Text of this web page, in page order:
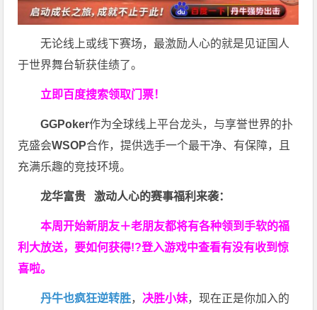
无论线上或线下赛场，最激励人心的就是见证国人
于世界舞台斩获佳绩了。
立即百度搜索领取门票！
GGPoker作为全球线上平台龙头，与享誉世界的扑
克盛会WSOP合作，提供选手一个最干净、有保障，且
充满乐趣的竞技环境。
龙华富贵 激动人心的赛事福利来袭：
本周开始新朋友＋老朋友都将有各种领到手软的福
利大放送，要如何获得!?登入游戏中查看有没有收到惊
喜啦。
丹牛也疯狂逆转胜， 决胜小妹，现在正是你加入的